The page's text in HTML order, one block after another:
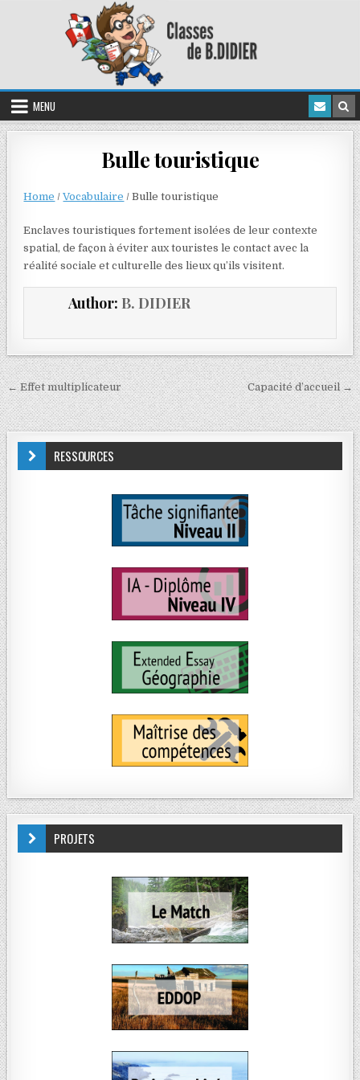
MENU
Bulle touristique
Home /Vocabulaire /Bulle touristique
Enclaves touristiques fortement isolées de leur contexte
spatial, de façon à éviter aux touristes le contact avec la
réalité sociale et culturelle des lieux qu’ils visitent.
Author: B. DIDIER
← Effet multiplicateur Capacité d’accueil →
RESSOURCES
PROJETS